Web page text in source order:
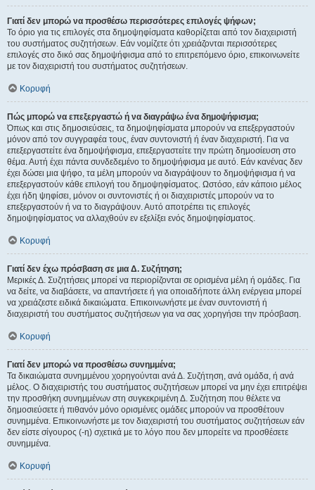
Γιατί δεν μπορώ να προσθέσω περισσότερες επιλογές ψήφων;
Το όριο για τις επιλογές στα δημοψηφίσματα καθορίζεται από τον διαχειριστή
του συστήματος συζητήσεων. Εάν νομίζετε ότι χρειάζονται περισσότερες
επιλογές στο δικό σας δημοψήφισμα από το επιτρεπόμενο όριο, επικοινωνείτε
με τον διαχειριστή του συστήματος συζητήσεων.
Κορυφή
Πώς μπορώ να επεξεργαστώ ή να διαγράψω ένα δημοψήφισμα;
Όπως και στις δημοσιεύσεις, τα δημοψηφίσματα μπορούν να επεξεργαστούν
μόνον από τον συγγραφέα τους, έναν συντονιστή ή έναν διαχειριστή. Για να
επεξεργαστείτε ένα δημοψήφισμα, επεξεργαστείτε την πρώτη δημοσίευση στο
θέμα. Αυτή έχει πάντα συνδεδεμένο το δημοψήφισμα με αυτό. Εάν κανένας δεν
έχει δώσει μια ψήφο, τα μέλη μπορούν να διαγράψουν το δημοψήφισμα ή να
επεξεργαστούν κάθε επιλογή του δημοψηφίσματος. Ωστόσο, εάν κάποιο μέλος
έχει ήδη ψηφίσει, μόνον οι συντονιστές ή οι διαχειριστές μπορούν να το
επεξεργαστούν ή να το διαγράψουν. Αυτό αποτρέπει τις επιλογές
δημοψηφίσματος να αλλαχθούν εν εξελίξει ενός δημοψηφίσματος.
Κορυφή
Γιατί δεν έχω πρόσβαση σε μια Δ. Συζήτηση;
Μερικές Δ. Συζητήσεις μπορεί να περιορίζονται σε ορισμένα μέλη ή ομάδες. Για
να δείτε, να διαβάσετε, να απαντήσετε ή για οποιαδήποτε άλλη ενέργεια μπορεί
να χρειάζεστε ειδικά δικαιώματα. Επικοινωνήστε με έναν συντονιστή ή
διαχειριστή του συστήματος συζητήσεων για να σας χορηγήσει την πρόσβαση.
Κορυφή
Γιατί δεν μπορώ να προσθέσω συνημμένα;
Τα δικαιώματα συνημμένου χορηγούνται ανά Δ. Συζήτηση, ανά ομάδα, ή ανά
μέλος. Ο διαχειριστής του συστήματος συζητήσεων μπορεί να μην έχει επιτρέψει
την προσθήκη συνημμένων στη συγκεκριμένη Δ. Συζήτηση που θέλετε να
δημοσιεύσετε ή πιθανόν μόνο ορισμένες ομάδες μπορούν να προσθέτουν
συνημμένα. Επικοινωνήστε με τον διαχειριστή του συστήματος συζητήσεων εάν
δεν είστε σίγουρος (-η) σχετικά με το λόγο που δεν μπορείτε να προσθέσετε
συνημμένα.
Κορυφή